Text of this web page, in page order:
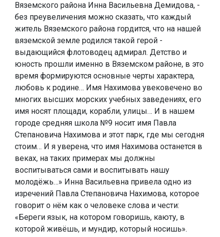
Вяземского района Инна Васильевна Демидова, -
без преувеличения можно сказать, что каждый
житель Вяземского района гордится, что на нашей
вяземской земле родился такой герой -
выдающийся флотоводец адмирал. Детство и
юность прошли именно в Вяземском районе, в это
время формируются основные черты характера,
любовь к родине… Имя Нахимова увековечено во
многих высших морских учебных заведениях, его
имя носят площади, корабли, улицы… И в нашем
городе средняя школа №9 носит имя Павла
Степановича Нахимова и этот парк, где мы сегодня
стоим… И я уверена, что имя Нахимова останется в
веках, на таких примерах мы должны
воспитываться сами и воспитывать нашу
молодёжь…» Инна Васильевна привела одно из
изречений Павла Степановича Нахимова, которое
говорит о нём как о человеке слова и чести:
«Береги язык, на котором говоришь, каюту, в
которой живёшь, и мундир, который носишь».